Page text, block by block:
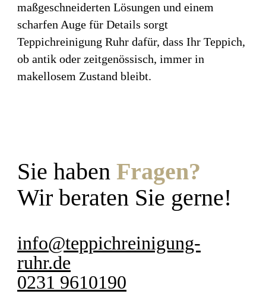
maßgeschneiderten Lösungen und einem
scharfen Auge für Details sorgt
Teppichreinigung Ruhr dafür, dass Ihr Teppich,
ob antik oder zeitgenössisch, immer in
makellosem Zustand bleibt.
Sie haben Fragen?
Wir beraten Sie gerne!
info@teppichreinigung-
ruhr.de
0231 9610190